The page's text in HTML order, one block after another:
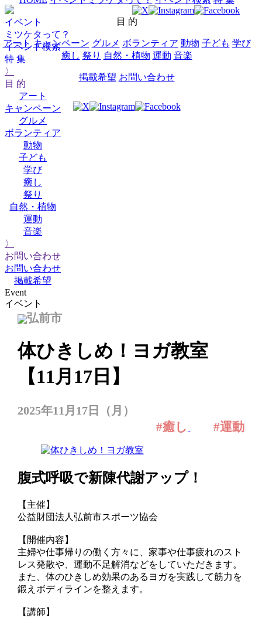
イベント
ミツケタって？
イベント検索
特 集
〉
目 的
アート
キャンペーン
グルメ
ボランティア
動物
子ども
学び
癒し
祭り
自然・植物
運動
音楽
〉
お問い合わせ
お問い合わせ
掲載希望
目 的
アート キャンペーン グルメ ボランティア 動物 子ども 学び
癒し 祭り 自然・植物 運動 音楽
掲載希望 お問い合わせ
Event
イベント
弘前市
体ひきしめ！ヨガ教室
【11月17日】
2025年11月17日（月）
#癒し #運動
腹式呼吸で新陳代謝アップ！
【主催】
公益財団法人弘前市スポーツ協会
【開催内容】
主婦や仕事帰りの働く方々に、家事や仕事疲れのスト
レス発散や、運動不足解消などをしていただきます。
また、体のひきしめ効果のあるヨガを実践して筋力を
鍛えボディラインを整えます。
【講師】